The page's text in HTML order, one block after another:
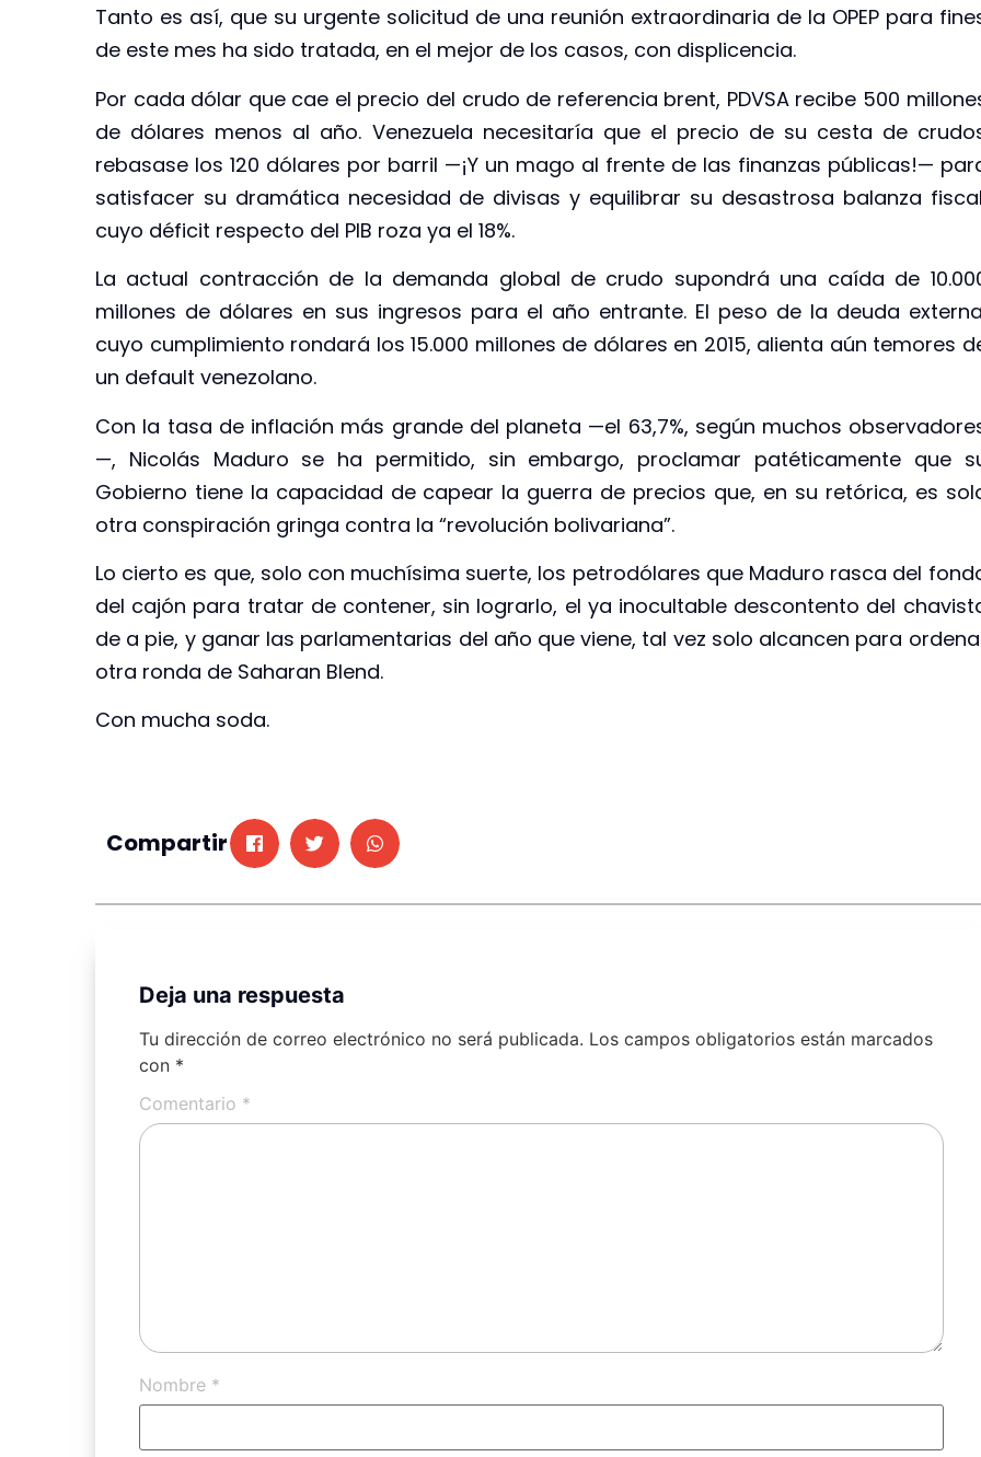
Tanto es así, que su urgente solicitud de una reunión extraordinaria de la OPEP para
de este mes ha sido tratada, en el mejor de los casos, con displicencia.
Por cada dólar que cae el precio del crudo de referencia brent, PDVSA recibe 500
de dólares menos al año. Venezuela necesitaría que el precio de su cesta de
rebasase los 120 dólares por barril —¡Y un mago al frente de las finanzas públicas!—
satisfacer su dramática necesidad de divisas y equilibrar su desastrosa balanza
cuyo déficit respecto del PIB roza ya el 18%.
La actual contracción de la demanda global de crudo supondrá una caída de
millones de dólares en sus ingresos para el año entrante. El peso de la deuda
cuyo cumplimiento rondará los 15.000 millones de dólares en 2015, alienta aún temores
un default venezolano.
Con la tasa de inflación más grande del planeta —el 63,7%, según muchos
—, Nicolás Maduro se ha permitido, sin embargo, proclamar patéticamente que
Gobierno tiene la capacidad de capear la guerra de precios que, en su retórica, es
otra conspiración gringa contra la “revolución bolivariana”.
Lo cierto es que, solo con muchísima suerte, los petrodólares que Maduro rasca del
del cajón para tratar de contener, sin lograrlo, el ya inocultable descontento del
de a pie, y ganar las parlamentarias del año que viene, tal vez solo alcancen para
otra ronda de Saharan Blend.
Con mucha soda.
Compartir
Deja una respuesta
Tu dirección de correo electrónico no será publicada. Los campos obligatorios están marcados
con *
Comentario *
Nombre *